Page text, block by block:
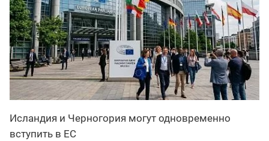
Исландия и Черногория могут одновременно
вступить в ЕС